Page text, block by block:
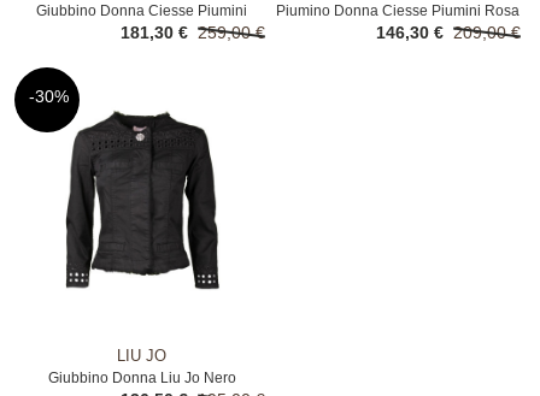
Giubbino Donna Ciesse Piumini
Bianco
259,00 €
181,30 €
Piumino Donna Ciesse Piumini Rosa
209,00 €
146,30 €
-30%
LIU JO
Giubbino Donna Liu Jo Nero